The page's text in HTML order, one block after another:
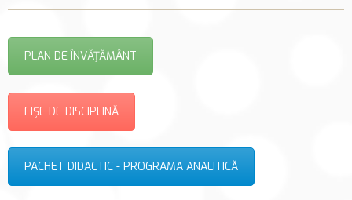
PLAN DE ÎNVĂȚĂMÂNT
FIȘE DE DISCIPLINĂ
PACHET DIDACTIC - PROGRAMA ANALITICĂ